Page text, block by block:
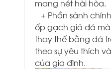
mang nét hài hòa.
+ Phần sảnh
ốp gạch giả đá
thay thế bằng đá
theo sự yêu thích
của gia đình.